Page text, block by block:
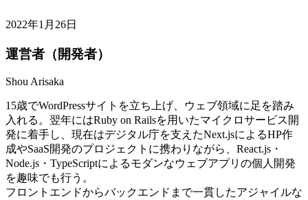
2022年1月26日
運営者（開発者）
Shou Arisaka
15歳でWordPressサイトを立ち上げ、ウェブ領域に足を踏み
入れる。翌年にはRuby on Railsを用いたマイクロサービス開
発に着手し、現在はデジタル庁を支えたNext.jsによるHP作
成やSaaS開発のプロジェクトに携わりながら、React.js・
Node.js・TypeScriptによるモダンなウェブアプリの個人開発
を趣味でも行う。
フロントエンドからバックエンドまで一貫したアジャイルな